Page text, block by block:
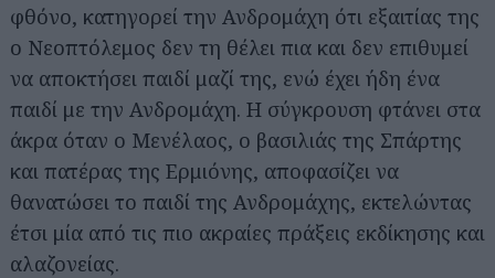
φθόνο, κατηγορεί την Ανδρομάχη ότι εξαιτίας της
ο Νεοπτόλεμος δεν τη θέλει πια και δεν επιθυμεί
να αποκτήσει παιδί μαζί της, ενώ έχει ήδη ένα
παιδί με την Ανδρομάχη. Η σύγκρουση φτάνει στα
άκρα όταν ο Μενέλαος, ο βασιλιάς της Σπάρτης
και πατέρας της Ερμιόνης, αποφασίζει να
θανατώσει το παιδί της Ανδρομάχης, εκτελώντας
έτσι μία από τις πιο ακραίες πράξεις εκδίκησης και
αλαζονείας.